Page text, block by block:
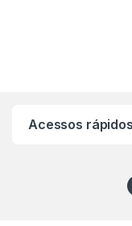
Acessos rápidos